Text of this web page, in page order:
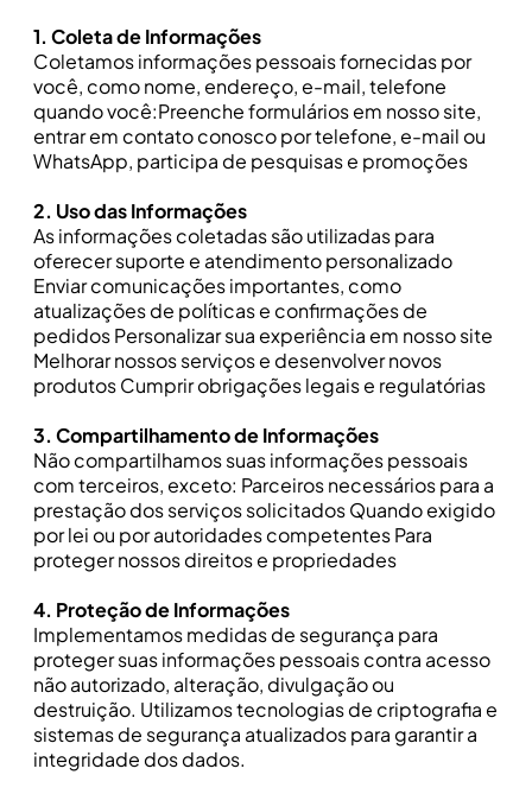
1. Coleta de Informações
Coletamos informações pessoais fornecidas por
você, como nome, endereço, e-mail, telefone
quando você:Preenche formulários em nosso site,
entrar em contato conosco por telefone, e-mail ou
WhatsApp, participa de pesquisas e promoções
2. Uso das Informações
As informações coletadas são utilizadas para
oferecer suporte e atendimento personalizado
Enviar comunicações importantes, como
atualizações de políticas e confirmações de
pedidos Personalizar sua experiência em nosso site
Melhorar nossos serviços e desenvolver novos
produtos Cumprir obrigações legais e regulatórias
3. Compartilhamento de Informações
Não compartilhamos suas informações pessoais
com terceiros, exceto: Parceiros necessários para a
prestação dos serviços solicitados Quando exigido
por lei ou por autoridades competentes Para
proteger nossos direitos e propriedades
4. Proteção de Informações
Implementamos medidas de segurança para
proteger suas informações pessoais contra acesso
não autorizado, alteração, divulgação ou
destruição. Utilizamos tecnologias de criptografia e
sistemas de segurança atualizados para garantir a
integridade dos dados.